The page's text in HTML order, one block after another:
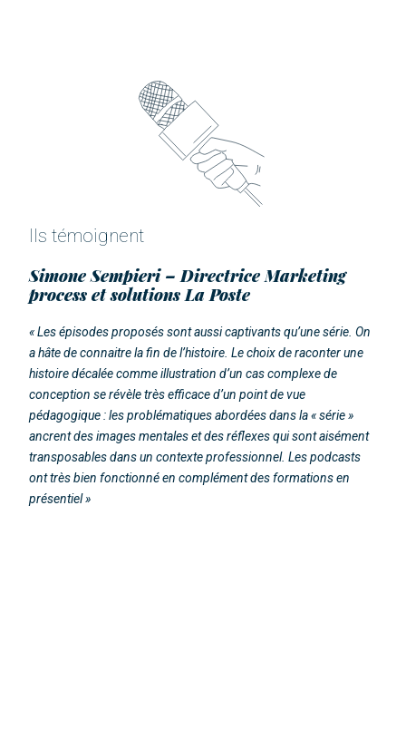
Ils témoignent
Simone Sempieri – Directrice Marketing
process et solutions La Poste
« Les épisodes proposés sont aussi captivants qu’une série. On
a hâte de connaitre la fin de l’histoire. Le choix de raconter une
histoire décalée comme illustration d’un cas complexe de
conception se révèle très efficace d’un point de vue
pédagogique : les problématiques abordées dans la « série »
ancrent des images mentales et des réflexes qui sont aisément
transposables dans un contexte professionnel. Les podcasts
ont très bien fonctionné en complément des formations en
présentiel »